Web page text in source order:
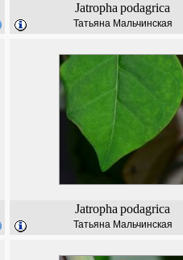
Jatropha podagrica
Татьяна Мальчинская
Jatropha podagrica
Татьяна Мальчинская